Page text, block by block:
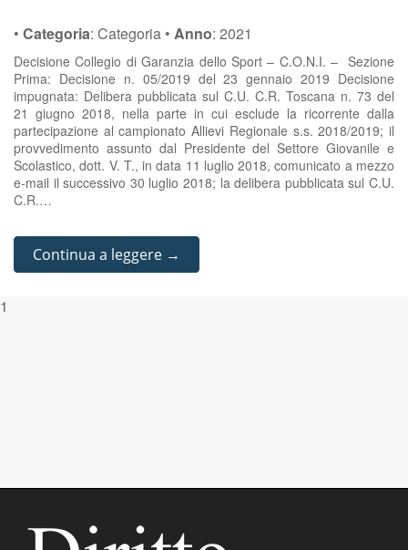
• Categoria: Categoria • Anno: 2021
Decisione Collegio di Garanzia dello Sport – C.O.N.I. – Sezione
Prima: Decisione n. 05/2019 del 23 gennaio 2019 Decisione
impugnata: Delibera pubblicata sul C.U. C.R. Toscana n. 73 del
21 giugno 2018, nella parte in cui esclude la ricorrente dalla
partecipazione al campionato Allievi Regionale s.s. 2018/2019; il
provvedimento assunto dal Presidente del Settore Giovanile e
Scolastico, dott. V. T., in data 11 luglio 2018, comunicato a mezzo
e-mail il successivo 30 luglio 2018; la delibera pubblicata sul C.U.
C.R.…
Continua a leggere →
1